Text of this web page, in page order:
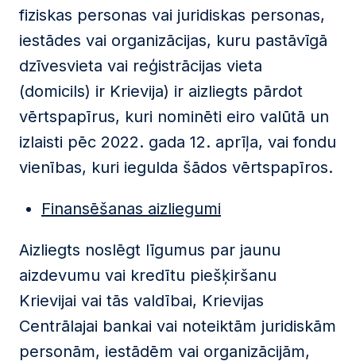
fiziskas personas vai juridiskas personas,
iestādes vai organizācijas, kuru pastāvīgā
dzīvesvieta vai reģistrācijas vieta
(domicils) ir Krievija) ir aizliegts pārdot
vērtspapīrus, kuri nominēti eiro valūtā un
izlaisti pēc 2022. gada 12. aprīļa, vai fondu
vienības, kuri iegulda šādos vērtspapīros.
Finansēšanas aizliegumi
Aizliegts noslēgt līgumus par jaunu
aizdevumu vai kredītu piešķiršanu
Krievijai vai tās valdībai, Krievijas
Centrālajai bankai vai noteiktām juridiskām
personām, iestādēm vai organizācijām,